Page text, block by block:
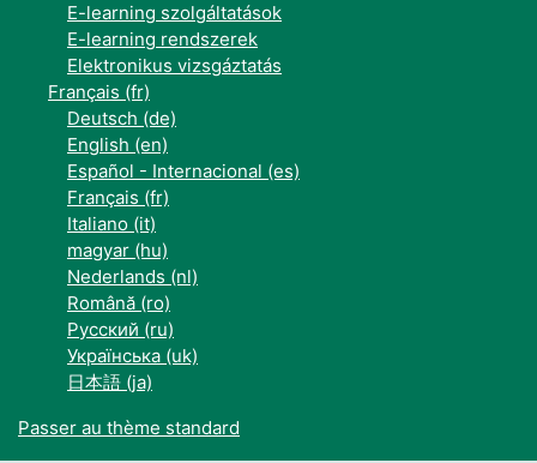
E-learning szolgáltatások
E-learning rendszerek
Elektronikus vizsgáztatás
Français ‎(fr)‎
Deutsch ‎(de)‎
English ‎(en)‎
Español - Internacional ‎(es)‎
Français ‎(fr)‎
Italiano ‎(it)‎
magyar ‎(hu)‎
Nederlands ‎(nl)‎
Română ‎(ro)‎
Русский ‎(ru)‎
Українська ‎(uk)‎
日本語 ‎(ja)‎
Passer au thème standard